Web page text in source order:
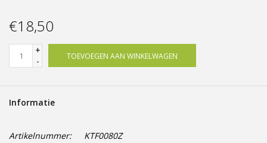
€18,50
+
-
TOEVOEGEN AAN WINKELWAGEN
Informatie
Artikelnummer:
KTF0080Z